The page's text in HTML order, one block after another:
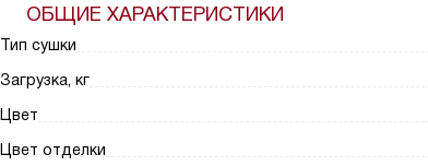
ОБЩИЕ ХАРАКТЕРИСТИКИ
Тип сушки
Загрузка, кг
Цвет
Цвет отделки